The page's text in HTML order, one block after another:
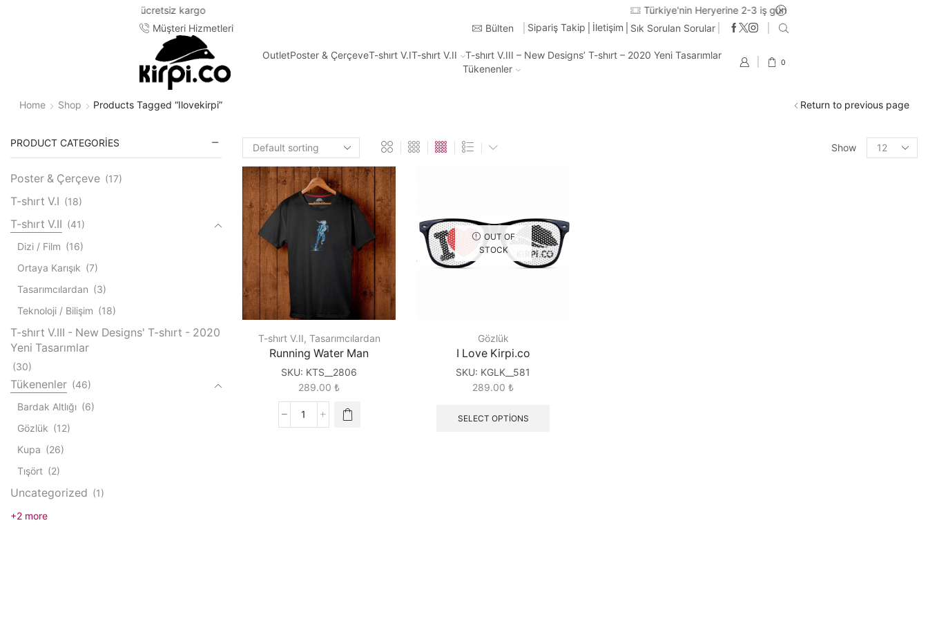
Müşteri Hizmetleri
Bülten Sipariş Takip İletişim Sık Sorulan Sorular
OutletPoster & ÇerçeveT-shırt V.IT-shırt V.II
T-shırt V.III – New Designs’ T-shırt – 2020 Yeni Tasarımlar
Tükenenler
0
Home Shop Products Tagged “ilovekirpi” Return to previous page
Show
Products
per
T-shırt V.II, Tasarımcılardan
Running Water Man
SKU: KTS__2806
289.00 ₺
Running
OUT OF
STOCK
Gözlük
I Love Kirpi.co
SKU: KGLK__581
289.00 ₺
SELECT OPTIONS
PRODUCT CATEGORIES
Poster & Çerçeve (17)
T-shırt V.I (18)
T-shırt V.II (41)
Dizi / Film (16)
Ortaya Karışık (7)
Tasarımcılardan (3)
Teknoloji / Bilişim (18)
T-shırt V.III - New Designs' T-shırt - 2020
Yeni Tasarımlar
(30)
Tükenenler (46)
Bardak Altlığı (6)
Gözlük (12)
Kupa (26)
Tışört (2)
Uncategorized (1)
+2 more